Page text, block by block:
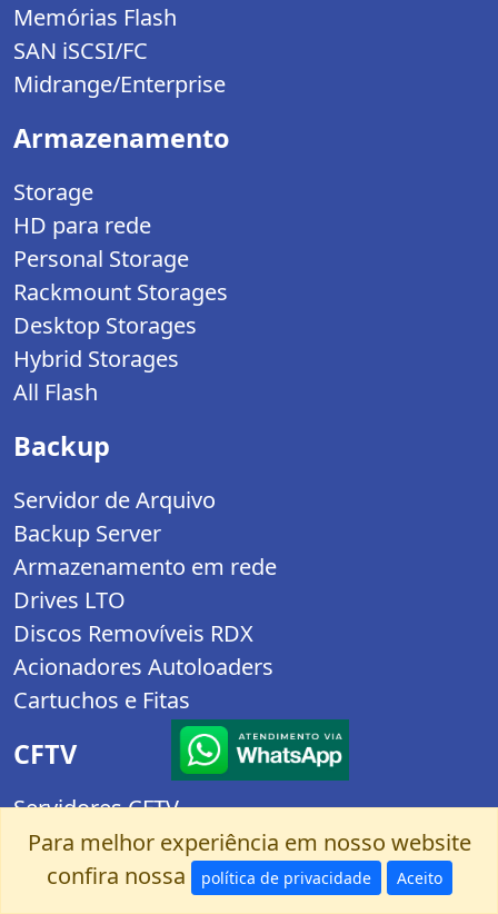
Memórias Flash
SAN iSCSI/FC
Midrange/Enterprise
Armazenamento
Storage
HD para rede
Personal Storage
Rackmount Storages
Desktop Storages
Hybrid Storages
All Flash
Backup
Servidor de Arquivo
Backup Server
Armazenamento em rede
Drives LTO
Discos Removíveis RDX
Acionadores Autoloaders
Cartuchos e Fitas
CFTV
Servidores CFTV
Storages p/ CFTV
NVRs
Câmeras IP
Para melhor experiência em nosso website
confira nossa
política de privacidade Aceito